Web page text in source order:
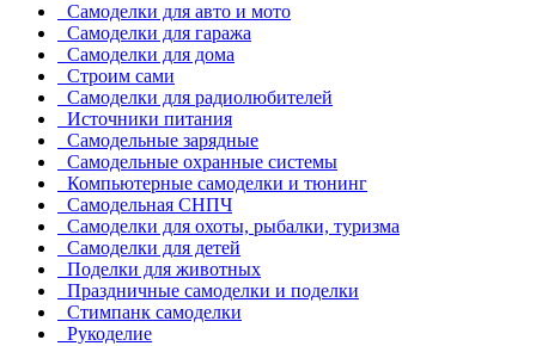
Самоделки для авто и мото
Самоделки для гаража
Самоделки для дома
Строим сами
Самоделки для радиолюбителей
Источники питания
Самодельные зарядные
Самодельные охранные системы
Компьютерные самоделки и тюнинг
Самодельная СНПЧ
Самоделки для охоты, рыбалки, туризма
Самоделки для детей
Поделки для животных
Праздничные самоделки и поделки
Стимпанк самоделки
Рукоделие